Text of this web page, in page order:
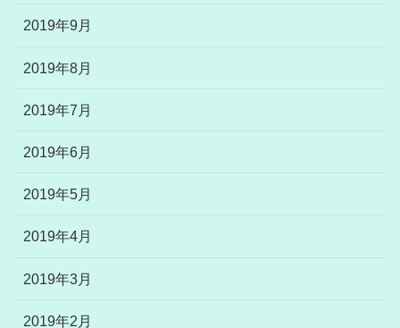
2019年9月
2019年8月
2019年7月
2019年6月
2019年5月
2019年4月
2019年3月
2019年2月